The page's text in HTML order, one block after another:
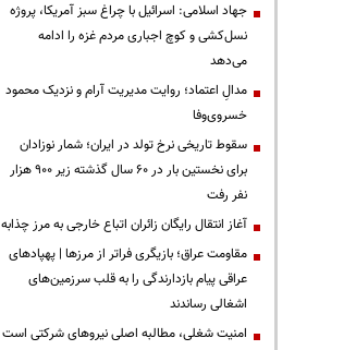
جهاد اسلامی: اسرائیل با چراغ سبز آمریکا، پروژه
نسل‌کشی و کوچ اجباری مردم غزه را ادامه
می‌دهد
مدالِ اعتماد؛ روایت مدیریت آرام و نزدیک محمود
خسروی‌وفا
سقوط تاریخی نرخ تولد در ایران؛ شمار نوزادان
برای نخستین بار در ۶۰ سال گذشته زیر ۹۰۰ هزار
نفر رفت
آغاز انتقال رایگان زائران اتباع خارجی به مرز چذابه
مقاومت عراق؛ بازیگری فراتر از مرزها | پهپادهای
عراقی پیام بازدارندگی را به قلب سرزمین‌های
اشغالی رساندند
‌امنیت شغلی، مطالبه اصلی نیروهای شرکتی است